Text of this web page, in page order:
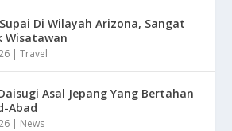
Di Wilayah Arizona, Sangat
Wisatawan
|Travel
Asal Jepang Yang Bertahan
Abad
| News